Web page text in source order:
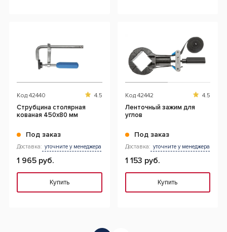
Код 42440 4.5
Струбцина столярная
кованая 450x80 мм
Под заказ
Доставка: уточните у менеджера
1 965 руб.
Купить
Код 42442 4.5
Ленточный зажим для
углов
Под заказ
Доставка: уточните у менеджера
1 153 руб.
Купить